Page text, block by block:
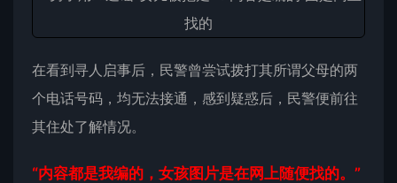
在看到寻人启事后，民警曾尝试拨打其所谓父母的两
个电话号码，均无法接通，感到疑惑后，民警便前往
其住处了解情况。
“内容都是我编的，女孩图片是在网上随便找的。”